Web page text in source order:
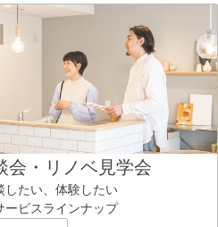
会・リノベ見学会
したい、体験したい
ービスラインナップ